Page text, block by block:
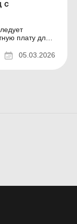
с
плату для
05.03.2026